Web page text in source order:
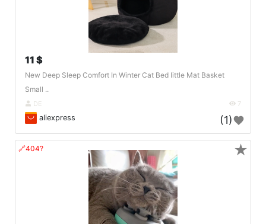
11 $
New Deep Sleep Comfort In Winter Cat Bed Iittle Mat Basket
Small ..
DE 7
aliexpress (1)
🔗404? ★